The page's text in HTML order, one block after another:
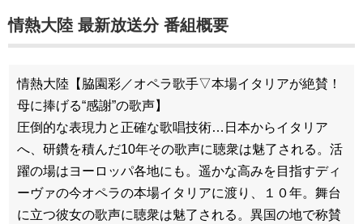
情熱大陸 最新放送分 番組概要
情熱大陸【脇園彩／オペラ歌手▽本場イタリアが絶賛！
母に捧げる“感謝”の歌声】
圧倒的な表現力と正確な歌唱技術…日本からイタリア
へ、研鑽を積んだ10年その歌声に聴衆は魅了される。活
躍の場はヨーロッパ各地にも。遥かな高みを目指すディ
ーヴァの今オペラの本場イタリアに渡り、１０年。舞台
に立つ彼女の歌声に聴衆は魅了される。異国の地で称賛